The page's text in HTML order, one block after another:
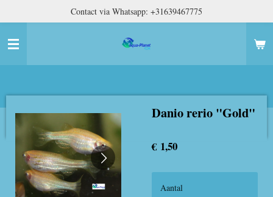
naar
hoofdinhoud
Contact via Whatsapp: +31639467775
Danio rerio "Gold"
€ 1,50
Aantal